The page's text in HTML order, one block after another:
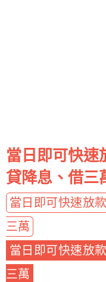
當日即可快速
貸降息、借三
當日即可快速放款
三萬
當日即可快速放款
三萬